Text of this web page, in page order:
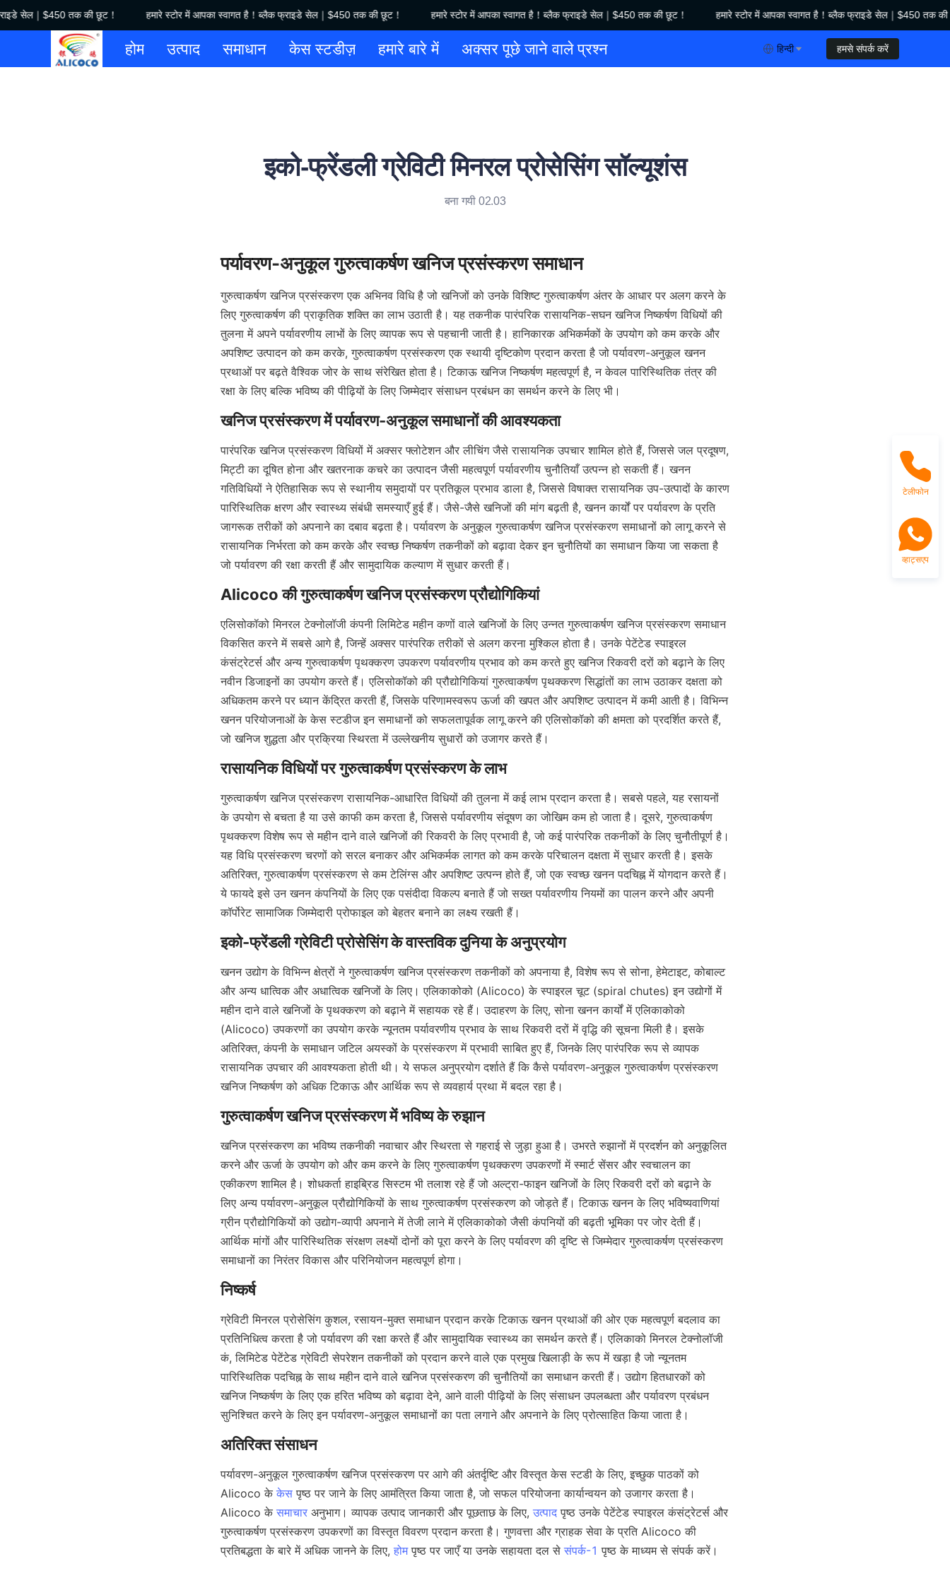
सेल｜$450 तक की छूट！ हमारे स्टोर में आपका स्वागत है！ब्लैक फ्राइडे सेल｜$450 तक की छूट！ हमारे स्टोर में आपका स्वागत है！ब्लैक फ्राइडे सेल｜$450 तक की छूट！
हमारे स्टोर में आपका स्वागत है！ब्लैक फ्राइडे सेल｜$450 तक की
हमारे स्टोर में आपका स्वागत है！ब्लैक फ्राइडे सेल｜$450 तक की छूट！
होम उत्पाद समाधान केस स्टडीज़ हमारे बारे में अक्सर पूछे जाने वाले प्रश्न हिन्दी हमसे संपर्क करें
इको-फ्रेंडली ग्रेविटी मिनरल प्रोसेसिंग सॉल्यूशंस
बना गयी 02.03
गुरुत्वाकर्षण खनिज प्रसंस्करण एक अभिनव विधि है जो खनिजों को उनके विशिष्ट गुरुत्वाकर्षण अंतर के आधार पर अलग करने के
लिए गुरुत्वाकर्षण की प्राकृतिक शक्ति का लाभ उठाती है। यह तकनीक पारंपरिक रासायनिक-सघन खनिज निष्कर्षण विधियों की
तुलना में अपने पर्यावरणीय लाभों के लिए व्यापक रूप से पहचानी जाती है। हानिकारक अभिकर्मकों के उपयोग को कम करके और
अपशिष्ट उत्पादन को कम करके, गुरुत्वाकर्षण प्रसंस्करण एक स्थायी दृष्टिकोण प्रदान करता है जो पर्यावरण-अनुकूल खनन
प्रथाओं पर बढ़ते वैश्विक जोर के साथ संरेखित होता है। टिकाऊ खनिज निष्कर्षण महत्वपूर्ण है, न केवल पारिस्थितिक तंत्र की
रक्षा के लिए बल्कि भविष्य की पीढ़ियों के लिए जिम्मेदार संसाधन प्रबंधन का समर्थन करने के लिए भी।
पारंपरिक खनिज प्रसंस्करण विधियों में अक्सर फ्लोटेशन और लीचिंग जैसे रासायनिक उपचार शामिल होते हैं, जिससे जल प्रदूषण,
मिट्टी का दूषित होना और खतरनाक कचरे का उत्पादन जैसी महत्वपूर्ण पर्यावरणीय चुनौतियाँ उत्पन्न हो सकती हैं। खनन
गतिविधियों ने ऐतिहासिक रूप से स्थानीय समुदायों पर प्रतिकूल प्रभाव डाला है, जिससे विषाक्त रासायनिक उप-उत्पादों के कारण
पारिस्थितिक क्षरण और स्वास्थ्य संबंधी समस्याएँ हुई हैं। जैसे-जैसे खनिजों की मांग बढ़ती है, खनन कार्यों पर पर्यावरण के प्रति
जागरूक तरीकों को अपनाने का दबाव बढ़ता है। पर्यावरण के अनुकूल गुरुत्वाकर्षण खनिज प्रसंस्करण समाधानों को लागू करने से
रासायनिक निर्भरता को कम करके और स्वच्छ निष्कर्षण तकनीकों को बढ़ावा देकर इन चुनौतियों का समाधान किया जा सकता है
जो पर्यावरण की रक्षा करती हैं और सामुदायिक कल्याण में सुधार करती हैं।
एलिसोकॉको मिनरल टेक्नोलॉजी कंपनी लिमिटेड महीन कणों वाले खनिजों के लिए उन्नत गुरुत्वाकर्षण खनिज प्रसंस्करण समाधान
विकसित करने में सबसे आगे है, जिन्हें अक्सर पारंपरिक तरीकों से अलग करना मुश्किल होता है। उनके पेटेंटेड स्पाइरल
कंसंट्रेटर्स और अन्य गुरुत्वाकर्षण पृथक्करण उपकरण पर्यावरणीय प्रभाव को कम करते हुए खनिज रिकवरी दरों को बढ़ाने के लिए
नवीन डिजाइनों का उपयोग करते हैं। एलिसोकॉको की प्रौद्योगिकियां गुरुत्वाकर्षण पृथक्करण सिद्धांतों का लाभ उठाकर दक्षता को
अधिकतम करने पर ध्यान केंद्रित करती हैं, जिसके परिणामस्वरूप ऊर्जा की खपत और अपशिष्ट उत्पादन में कमी आती है। विभिन्न
खनन परियोजनाओं के केस स्टडीज इन समाधानों को सफलतापूर्वक लागू करने की एलिसोकॉको की क्षमता को प्रदर्शित करते हैं,
जो खनिज शुद्धता और प्रक्रिया स्थिरता में उल्लेखनीय सुधारों को उजागर करते हैं।
गुरुत्वाकर्षण खनिज प्रसंस्करण रासायनिक-आधारित विधियों की तुलना में कई लाभ प्रदान करता है। सबसे पहले, यह रसायनों
के उपयोग से बचता है या उसे काफी कम करता है, जिससे पर्यावरणीय संदूषण का जोखिम कम हो जाता है। दूसरे, गुरुत्वाकर्षण
पृथक्करण विशेष रूप से महीन दाने वाले खनिजों की रिकवरी के लिए प्रभावी है, जो कई पारंपरिक तकनीकों के लिए चुनौतीपूर्ण है।
यह विधि प्रसंस्करण चरणों को सरल बनाकर और अभिकर्मक लागत को कम करके परिचालन दक्षता में सुधार करती है। इसके
अतिरिक्त, गुरुत्वाकर्षण प्रसंस्करण से कम टेलिंग्स और अपशिष्ट उत्पन्न होते हैं, जो एक स्वच्छ खनन पदचिह्न में योगदान करते हैं।
ये फायदे इसे उन खनन कंपनियों के लिए एक पसंदीदा विकल्प बनाते हैं जो सख्त पर्यावरणीय नियमों का पालन करने और अपनी
कॉर्पोरेट सामाजिक जिम्मेदारी प्रोफाइल को बेहतर बनाने का लक्ष्य रखती हैं।
खनन उद्योग के विभिन्न क्षेत्रों ने गुरुत्वाकर्षण खनिज प्रसंस्करण तकनीकों को अपनाया है, विशेष रूप से सोना, हेमेटाइट, कोबाल्ट
और अन्य धात्विक और अधात्विक खनिजों के लिए। एलिकाकोको (Alicoco) के स्पाइरल चूट (spiral chutes) इन उद्योगों में
महीन दाने वाले खनिजों के पृथक्करण को बढ़ाने में सहायक रहे हैं। उदाहरण के लिए, सोना खनन कार्यों में एलिकाकोको
(Alicoco) उपकरणों का उपयोग करके न्यूनतम पर्यावरणीय प्रभाव के साथ रिकवरी दरों में वृद्धि की सूचना मिली है। इसके
अतिरिक्त, कंपनी के समाधान जटिल अयस्कों के प्रसंस्करण में प्रभावी साबित हुए हैं, जिनके लिए पारंपरिक रूप से व्यापक
रासायनिक उपचार की आवश्यकता होती थी। ये सफल अनुप्रयोग दर्शाते हैं कि कैसे पर्यावरण-अनुकूल गुरुत्वाकर्षण प्रसंस्करण
खनिज निष्कर्षण को अधिक टिकाऊ और आर्थिक रूप से व्यवहार्य प्रथा में बदल रहा है।
खनिज प्रसंस्करण का भविष्य तकनीकी नवाचार और स्थिरता से गहराई से जुड़ा हुआ है। उभरते रुझानों में प्रदर्शन को अनुकूलित
करने और ऊर्जा के उपयोग को और कम करने के लिए गुरुत्वाकर्षण पृथक्करण उपकरणों में स्मार्ट सेंसर और स्वचालन का
एकीकरण शामिल है। शोधकर्ता हाइब्रिड सिस्टम भी तलाश रहे हैं जो अल्ट्रा-फाइन खनिजों के लिए रिकवरी दरों को बढ़ाने के
लिए अन्य पर्यावरण-अनुकूल प्रौद्योगिकियों के साथ गुरुत्वाकर्षण प्रसंस्करण को जोड़ते हैं। टिकाऊ खनन के लिए भविष्यवाणियां
ग्रीन प्रौद्योगिकियों को उद्योग-व्यापी अपनाने में तेजी लाने में एलिकाकोको जैसी कंपनियों की बढ़ती भूमिका पर जोर देती हैं।
आर्थिक मांगों और पारिस्थितिक संरक्षण लक्ष्यों दोनों को पूरा करने के लिए पर्यावरण की दृष्टि से जिम्मेदार गुरुत्वाकर्षण प्रसंस्करण
समाधानों का निरंतर विकास और परिनियोजन महत्वपूर्ण होगा।
ग्रेविटी मिनरल प्रोसेसिंग कुशल, रसायन-मुक्त समाधान प्रदान करके टिकाऊ खनन प्रथाओं की ओर एक महत्वपूर्ण बदलाव का
प्रतिनिधित्व करता है जो पर्यावरण की रक्षा करते हैं और सामुदायिक स्वास्थ्य का समर्थन करते हैं। एलिकाको मिनरल टेक्नोलॉजी
कं, लिमिटेड पेटेंटेड ग्रेविटी सेपरेशन तकनीकों को प्रदान करने वाले एक प्रमुख खिलाड़ी के रूप में खड़ा है जो न्यूनतम
पारिस्थितिक पदचिह्न के साथ महीन दाने वाले खनिज प्रसंस्करण की चुनौतियों का समाधान करती हैं। उद्योग हितधारकों को
खनिज निष्कर्षण के लिए एक हरित भविष्य को बढ़ावा देने, आने वाली पीढ़ियों के लिए संसाधन उपलब्धता और पर्यावरण प्रबंधन
सुनिश्चित करने के लिए इन पर्यावरण-अनुकूल समाधानों का पता लगाने और अपनाने के लिए प्रोत्साहित किया जाता है।
पर्यावरण-अनुकूल गुरुत्वाकर्षण खनिज प्रसंस्करण पर आगे की अंतर्दृष्टि और विस्तृत केस स्टडी के लिए, इच्छुक पाठकों को
Alicoco के केस पृष्ठ पर जाने के लिए आमंत्रित किया जाता है, जो सफल परियोजना कार्यान्वयन को उजागर करता है।
Alicoco के समाचार अनुभाग। व्यापक उत्पाद जानकारी और पूछताछ के लिए, उत्पाद पृष्ठ उनके पेटेंटेड स्पाइरल कंसंट्रेटर्स और
गुरुत्वाकर्षण प्रसंस्करण उपकरणों का विस्तृत विवरण प्रदान करता है। गुणवत्ता और ग्राहक सेवा के प्रति Alicoco की
प्रतिबद्धता के बारे में अधिक जानने के लिए, होम पृष्ठ पर जाएँ या उनके सहायता दल से संपर्क-1
टेलीफोन
व्हाट्सएप